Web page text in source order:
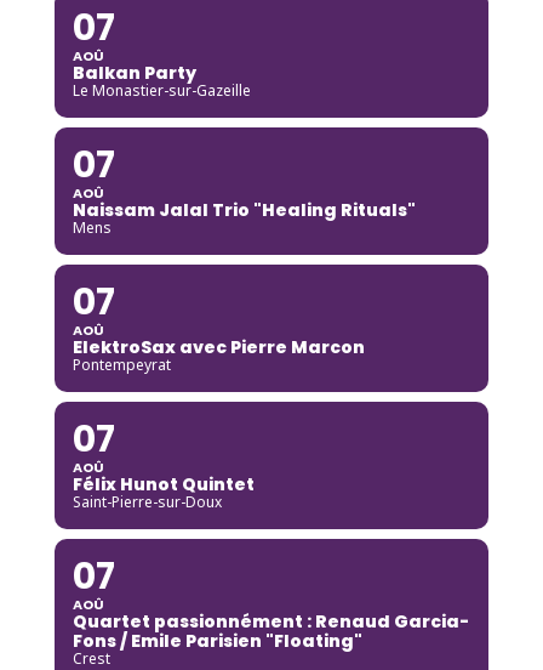
07
AOÛ
Balkan Party
Le Monastier-sur-Gazeille
07
AOÛ
Naissam Jalal Trio "Healing Rituals"
Mens
07
AOÛ
ElektroSax avec Pierre Marcon
Pontempeyrat
07
AOÛ
Félix Hunot Quintet
Saint-Pierre-sur-Doux
07
AOÛ
Quartet passionnément : Renaud Garcia-
Fons / Emile Parisien "Floating"
Crest